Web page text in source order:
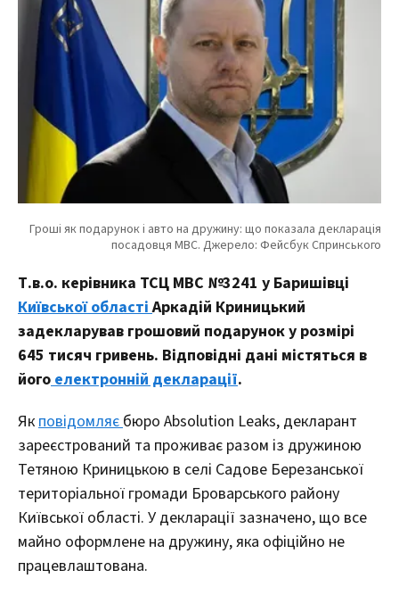
Т.в.о. керівника ТСЦ МВС №3241 у Баришівці
Київської областіАркадій Криницький
задекларував грошовий подарунок у розмірі
645 тисяч гривень. Відповідні дані містяться в
його електронній декларації.
Як повідомляє бюро Absolution Leaks, декларант
зареєстрований та проживає разом із дружиною
Тетяною Криницькою в селі Садове Березанської
територіальної громади Броварського району
Київської області. У декларації зазначено, що все
майно оформлене на дружину, яка офіційно не
працевлаштована.